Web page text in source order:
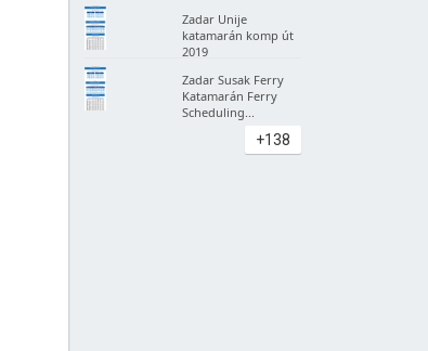
Zadar Unije
katamarán komp út
2019
Zadar Susak Ferry
Katamarán Ferry
Scheduling...
+138